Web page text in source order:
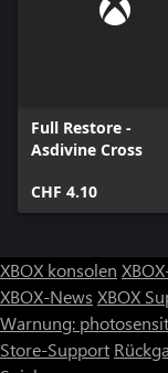
Full Restore -
Asdivine Cross
CHF 4.10
XBOX konsolen
XBOX-News XBOX
Warnung:
Store-Support